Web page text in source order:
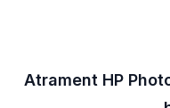
Atrament HP